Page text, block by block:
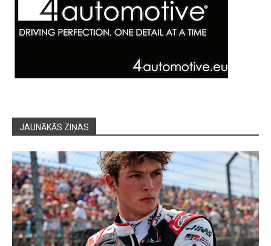
JAUNĀKĀS ZIŅAS